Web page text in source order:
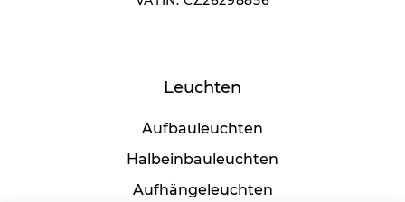
Leuchten
Aufbauleuchten
Halbeinbauleuchten
Aufhängeleuchten